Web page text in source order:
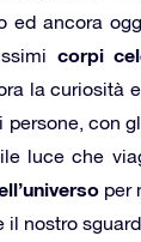
ed ancora
corpi
la curiosità
con
luce che
per
il nostro